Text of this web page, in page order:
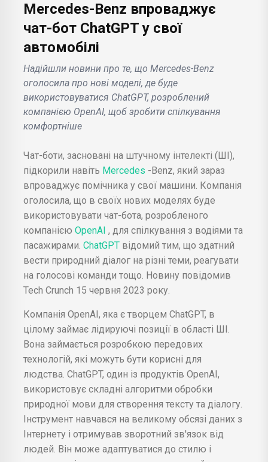
Mercedes-Benz впроваджує
чат-бот ChatGPT у свої
автомобілі
Надійшли новини про те, що Mercedes-Benz
оголосила про нові моделі, де буде
використовуватися ChatGPT, розроблений
компанією OpenAI, щоб зробити спілкування
комфортніше
Чат-боти, засновані на штучному інтелекті (ШІ),
підкорили навіть Mercedes -Benz, який зараз
впроваджує помічника у свої машини. Компанія
оголосила, що в своїх нових моделях буде
використовувати чат-бота, розробленого
компанією OpenAI , для спілкування з водіями та
пасажирами. ChatGPT відомий тим, що здатний
вести природний діалог на різні теми, реагувати
на голосові команди тощо. Новину повідомив
Tech Crunch 15 червня 2023 року.
Компанія OpenAI, яка є творцем ChatGPT, в
цілому займає лідируючі позиції в області ШІ.
Вона займається розробкою передових
технологій, які можуть бути корисні для
людства. ChatGPT, один із продуктів OpenAI,
використовує складні алгоритми обробки
природної мови для створення тексту та діалогу.
Інструмент навчався на великому обсязі даних з
Інтернету і отримував зворотний зв'язок від
людей. Він може адаптуватися до стилю і